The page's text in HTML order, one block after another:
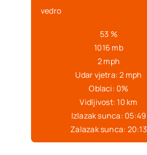
vedro
53 %
1016 mb
2 mph
Udar vjetra: 2 mph
Oblaci: 0%
Vidljivost: 10 km
Izlazak sunca: 05:49
Zalazak sunca: 20:13